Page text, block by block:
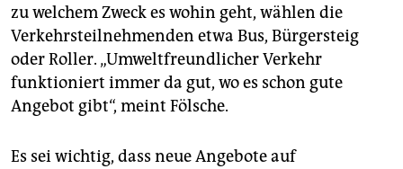
zu welchem Zweck es wohin geht, wählen die
Verkehrsteilnehmenden etwa Bus, Bürgersteig
oder Roller. „Umweltfreundlicher Verkehr
funktioniert immer da gut, wo es schon gute
Angebot gibt“, meint Fölsche.
Es sei wichtig, dass neue Angebote auf